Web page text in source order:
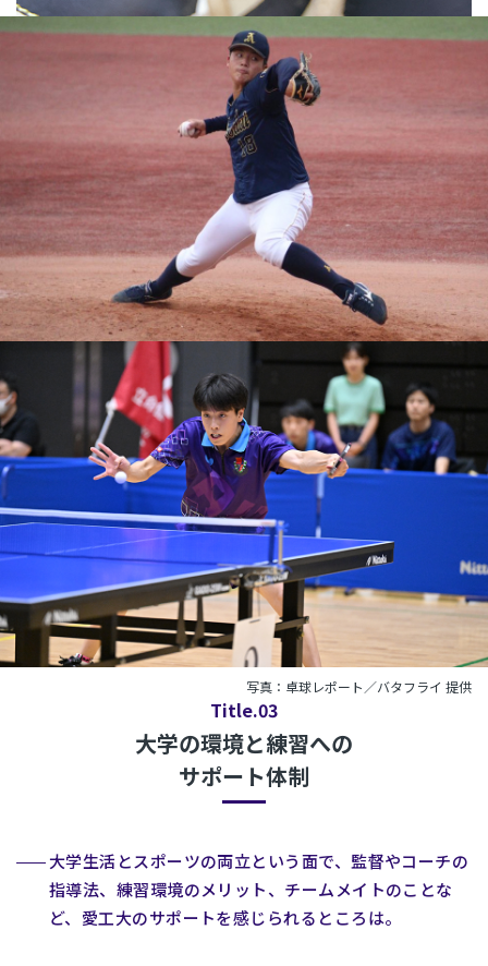
写真：卓球レポート／バタフライ 提供
Title.03
大学の環境と練習への
サポート体制
大学生活とスポーツの両立という面で、監督やコーチの
指導法、練習環境のメリット、チームメイトのことな
ど、愛工大のサポートを感じられるところは。